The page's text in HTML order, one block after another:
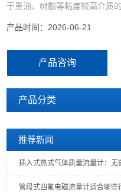
于重油、树脂等粘度较高介质
逐次、重复的充满和排放该体
量。
产品时间：2026-06-21
产品咨询
产品分类
推荐新闻
插入式热式气体质量流量计：
管段式四氟电磁流量计适合哪些